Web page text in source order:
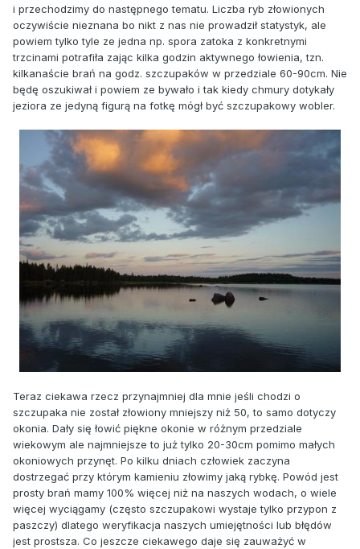
i przechodzimy do następnego tematu. Liczba ryb złowionych
oczywiście nieznana bo nikt z nas nie prowadził statystyk, ale
powiem tylko tyle ze jedna np. spora zatoka z konkretnymi
trzcinami potrafiła zając kilka godzin aktywnego łowienia, tzn.
kilkanaście brań na godz. szczupaków w przedziale 60-90cm. Nie
będę oszukiwał i powiem ze bywało i tak kiedy chmury dotykały
jeziora ze jedyną figurą na fotkę mógł być szczupakowy wobler.
Teraz ciekawa rzecz przynajmniej dla mnie jeśli chodzi o
szczupaka nie został złowiony mniejszy niż 50, to samo dotyczy
okonia. Dały się łowić piękne okonie w różnym przedziale
wiekowym ale najmniejsze to już tylko 20-30cm pomimo małych
okoniowych przynęt. Po kilku dniach człowiek zaczyna
dostrzegać przy którym kamieniu złowimy jaką rybkę. Powód jest
prosty brań mamy 100% więcej niż na naszych wodach, o wiele
więcej wyciągamy (często szczupakowi wystaje tylko przypon z
paszczy) dlatego weryfikacja naszych umiejętności lub błędów
jest prostsza. Co jeszcze ciekawego daje się zauważyć w